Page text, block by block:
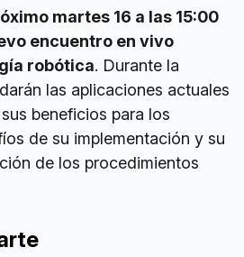
martes 16 a las 15:00
encuentro en vivo
robótica. Durante la
las aplicaciones actuales
beneficios para los
de su implementación y su
de los procedimientos